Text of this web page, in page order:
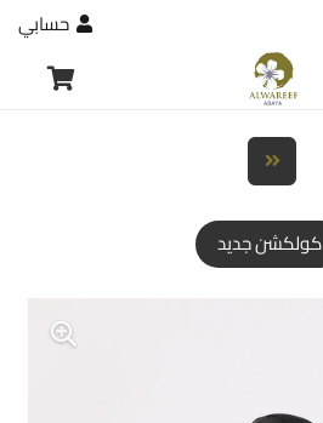
حسابي
كولكشن جديد